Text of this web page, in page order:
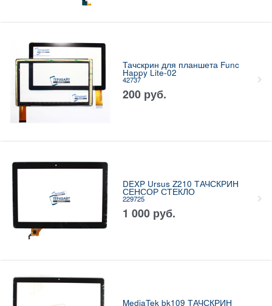
Тачскрин для планшета Func
Happy Lite-02
42737
200 руб.
DEXP Ursus Z210 ТАЧСКРИН
СЕНСОР СТЕКЛО
229725
1 000 руб.
MediaTek bk109 ТАЧСКРИН